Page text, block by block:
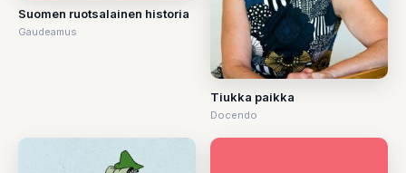
Suomen ruotsalainen historia
Gaudeamus
Tiukka paikka
Docendo